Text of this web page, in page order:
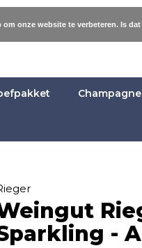
-
om onze website te verbeteren. Is